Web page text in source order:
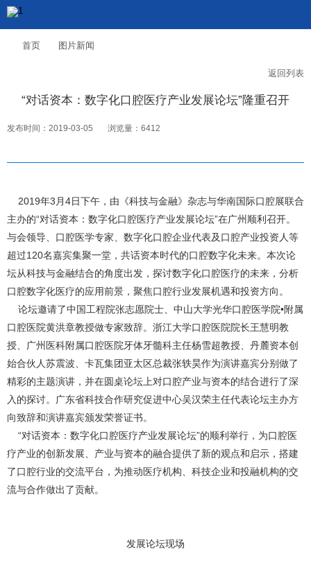
首页 图片新闻
返回列表
“对话资本：数字化口腔医疗产业发展论坛”隆重召开
发布时间：2019-03-05 浏览量：6412
2019年3月4日下午，由《科技与金融》杂志与华南国际口腔展联合
主办的“对话资本：数字化口腔医疗产业发展论坛”在广州顺利召开。
与会领导、口腔医学专家、数字化口腔企业代表及口腔产业投资人等
超过120名嘉宾集聚一堂，共话资本时代的口腔数字化未来。本次论
坛从科技与金融结合的角度出发，探讨数字化口腔医疗的未来，分析
口腔数字化医疗的应用前景，聚焦口腔行业发展机遇和投资方向。
论坛邀请了中国工程院张志愿院士、中山大学光华口腔医学院•附属
口腔医院黄洪章教授做专家致辞。浙江大学口腔医院院长王慧明教
授、广州医科附属口腔医院牙体牙髓科主任杨雪超教授、丹麓资本创
始合伙人苏震波、卡瓦集团亚太区总裁张轶昊作为演讲嘉宾分别做了
精彩的主题演讲，并在圆桌论坛上对口腔产业与资本的结合进行了深
入的探讨。广东省科技合作研究促进中心吴汉荣主任代表论坛主办方
向致辞和演讲嘉宾颁发荣誉证书。
“对话资本：数字化口腔医疗产业发展论坛”的顺利举行，为口腔医
疗产业的创新发展、产业与资本的融合提供了新的观点和启示，搭建
了口腔行业的交流平台，为推动医疗机构、科技企业和投融机构的交
流与合作做出了贡献。
发展论坛现场